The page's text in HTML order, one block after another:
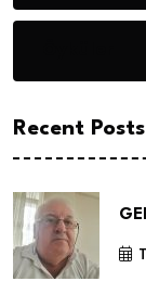
Recent Posts